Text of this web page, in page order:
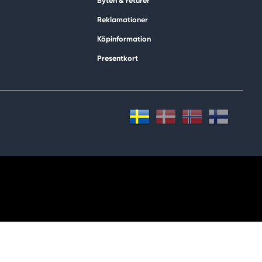
Reklamationer
Köpinformation
Presentkort